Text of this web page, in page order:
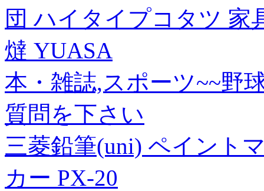
団 ハイタイプコタツ 家
燵 YUASA
本・雑誌,スポーツ~~野
質問を下さい
三菱鉛筆(uni) ペイント
カー PX-20